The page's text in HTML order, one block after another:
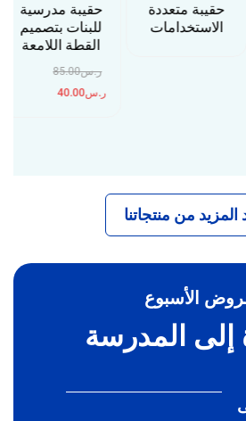
حقيبة متعددة
الاستخدامات
حقيبة مدرسية
للبنات بتصميم
القطة اللامعة
ر.س85.00
ر.س40.00
من منتجاتنا
الأسبوع
إلى المدرسة